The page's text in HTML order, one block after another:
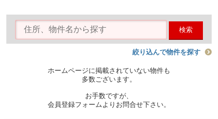
物件を探す
購入TOP
条件から探す
住宅ローン控除シミュレータ
検索
絞り込んで物件を探す
ホームページに掲載されていない物件も
多数ございます。
お手数ですが、
会員登録フォームよりお問合せ下さい。